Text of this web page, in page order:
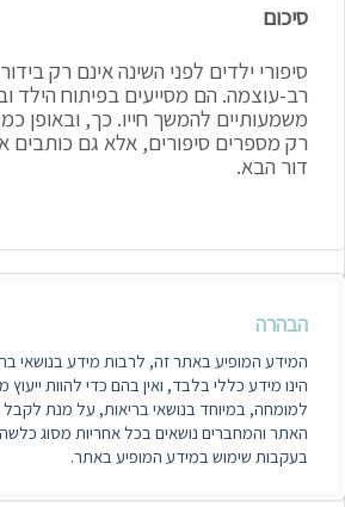
סיכום
סיפורי ילדים לפני השינה אינם רק
רב-עוצמה. הם מסייעים בפיתוח הילד
משמעותיים להמשך חייו. כך, ובאופן
רק מספרים סיפורים, אלא גם כותבים
דור הבא.
הבהרה
המידע המופיע באתר זה, לרבות מידע בנושאי
הינו מידע כללי בלבד, ואין בהם כדי להוות
למומחה, במיוחד בנושאי בריאות, על מנת לקבל
האתר והמחברים נושאים בכל אחריות מסוג
בעקבות שימוש במידע המופיע באתר.